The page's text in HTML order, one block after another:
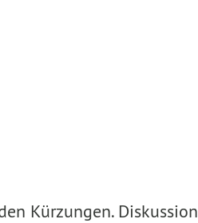
Kürzungen. Diskussion